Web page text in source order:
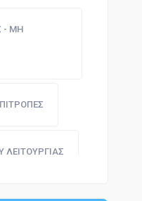
- ΜΗ
ΛΕΙΤΟΥΡΓΙΑΣ